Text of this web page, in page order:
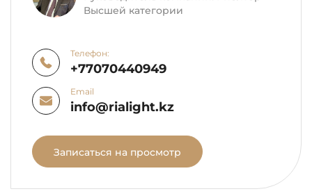
Высшей категории
Телефон:
+77070440949
Email
info@rialight.kz
Записаться на просмотр